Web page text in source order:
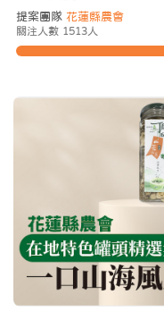
提案團隊 花蓮縣農會
關注人數 1513人